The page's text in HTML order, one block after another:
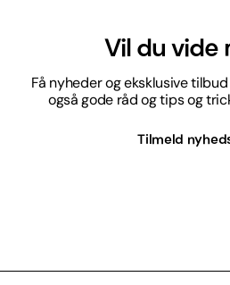
Vil du vide
Få nyheder og eksklusive
også gode råd og tips og
Tilmeld